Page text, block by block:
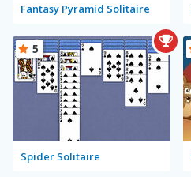
Fantasy Pyramid Solitaire
Spider Solitaire
5